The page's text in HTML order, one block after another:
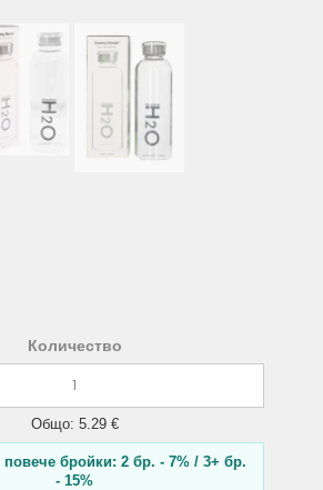
Количество
Общо: 5.29 €
бройки: 2 бр. - 7% / 3+ бр.
- 15%